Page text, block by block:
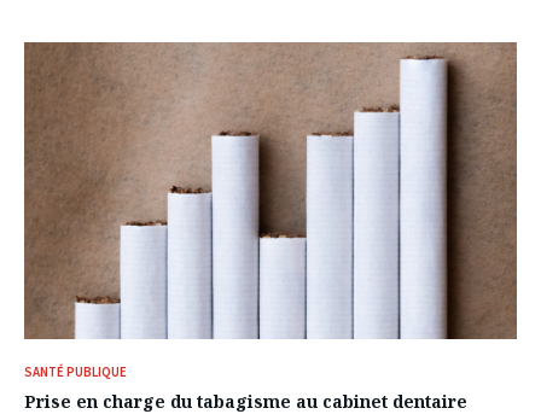
SANTÉ PUBLIQUE
Prise en charge du tabagisme au cabinet dentaire